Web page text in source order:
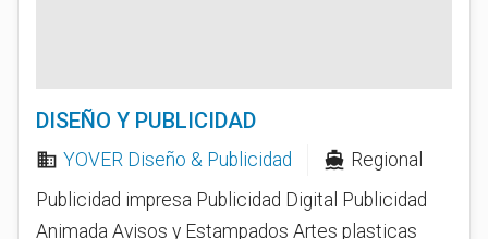
DISEÑO Y PUBLICIDAD
business YOVER Diseño & Publicidad directions_boat Regional
Publicidad impresa Publicidad Digital Publicidad
Animada Avisos y Estampados Artes plasticas